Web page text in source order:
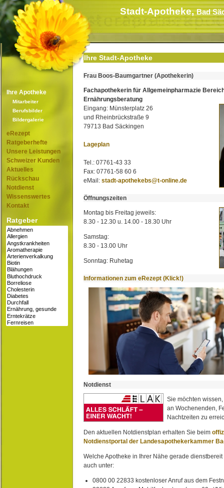
Stadt-Apotheke,Bad
Ihre Apotheke
Mitarbeiter
Berufsbilder
Bildergalerie
eRezept
Ratgeberhefte
Unsere Leistungen
Schweizer Kunden
Aktuelles
Rückschau
Notdienst
Wissenswertes
Kontakt
Ratgeber
Ihre Stadt-Apotheke
Frau Boos-Baumgartner (Apothekerin)
Fachapothekerin für Allgemeinpharmazie
Ernährungsberatung
Eingang: Münsterplatz 26
und Rheinbrückstraße 9
79713 Bad Säckingen
Lageplan
Tel.: 07761-43 33
Fax: 07761-58 60 6
eMail: stadt-apothekebs@t-online.de
Öffnungszeiten
Montag bis Freitag jeweils:
8.30 - 12.30 u. 14.00 - 18.30 Uhr
Samstag:
8.30 - 13.00 Uhr
Sonntag: Ruhetag
Informationen zum eRezept (Klick!)
Notdienst
Sie möchten
an Wochenenden,
Nachtzeiten zu
Den aktuellen Notdienstplan erhalten Sie beim
Notdienstportal der Landesapothekerkammer
Welche Apotheke in Ihrer Nähe gerade
auch unter:
0800 00 22833 kostenloser Anruf aus dem